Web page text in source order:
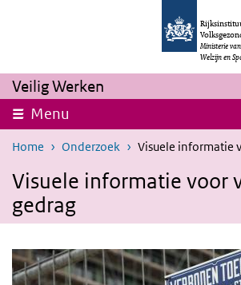
Overslaan en naar de inhoud gaan
Ministerie
Welzijn en
Veilig Werken
Menu
Home Onderzoek Visuele informatie
Visuele informatie voor
gedrag